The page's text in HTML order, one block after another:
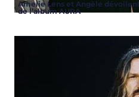
Amelie Lens et Angèle
de l’album AURA